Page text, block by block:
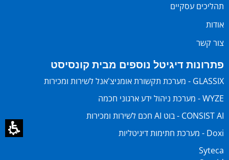
תהליכים עסקיים
אודות
צור קשר
פתרונות דיגיטל נוספים מבית קונסיסט
GLASSIX - מערכת תקשורת אומניצ'אנל לשירות ומכירות
WYZE - מערכת ניהול ידע ארגוני חכמה
CONSIST AI - בוט AI חכם לשירות ומכירות
Doxi - מערכת חתימות דיגיטליות
Syteca